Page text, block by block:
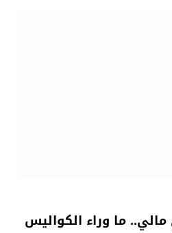
ما وراء الكواليس